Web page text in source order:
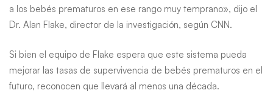
a los bebés prematuros en ese rango muy temprano», dijo el
Dr. Alan Flake, director de la investigación, según CNN.
Si bien el equipo de Flake espera que este sistema pueda
mejorar las tasas de supervivencia de bebés prematuros en el
futuro, reconocen que llevará al menos una década.